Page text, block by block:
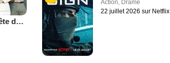
En quête de justice
Action, Drame
22 juillet 2026 sur Netflix